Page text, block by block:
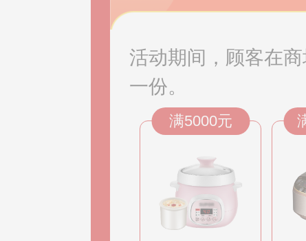
活动期间，顾客在
一份。
满5000元